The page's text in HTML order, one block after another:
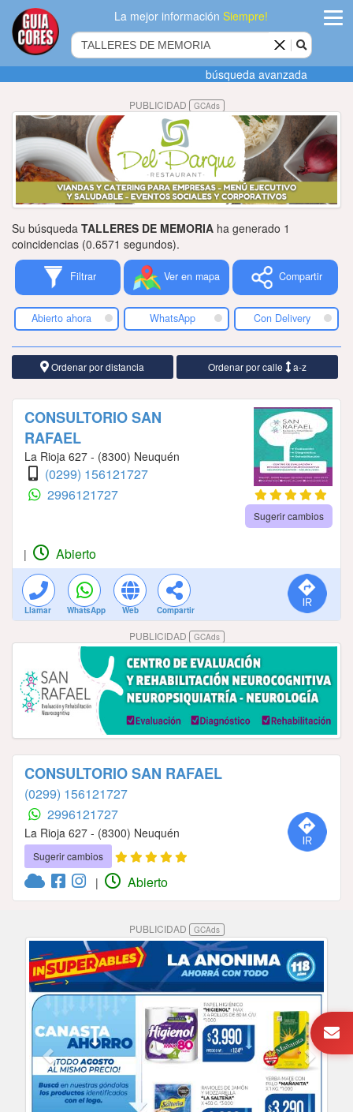
La mejor informaciónSiempre!
Agregar
empresa
Actualizar
datos
Publicidad
Tiendacores
Contactenos
búsqueda avanzada
PUBLICIDAD GCAds
Su búsqueda TALLERES DE MEMORIA ha generado 1
coincidencias (0.6571 segundos).
Filtrar Ver en mapa Compartir
Abierto ahora WhatsApp Con Delivery
Ordenar por distancia Ordenar por calle a-z
CONSULTORIO SAN
RAFAEL
La Rioja 627 - (8300) Neuquén
(0299) 156121727
2996121727
Sugerir cambios
| Abierto
Llamar WhatsApp Web Compartir
PUBLICIDAD GCAds
CONSULTORIO SAN RAFAEL
(0299) 156121727
2996121727
La Rioja 627 - (8300) Neuquén
Sugerir cambios
| Abierto
PUBLICIDAD GCAds